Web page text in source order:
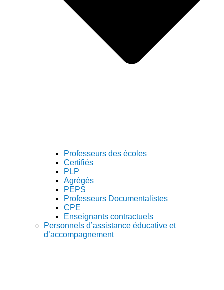
Professeurs des écoles
Certifiés
PLP
Agrégés
PEPS
Professeurs Documentalistes
CPE
Enseignants contractuels
Personnels d’assistance éducative et
d’accompagnement